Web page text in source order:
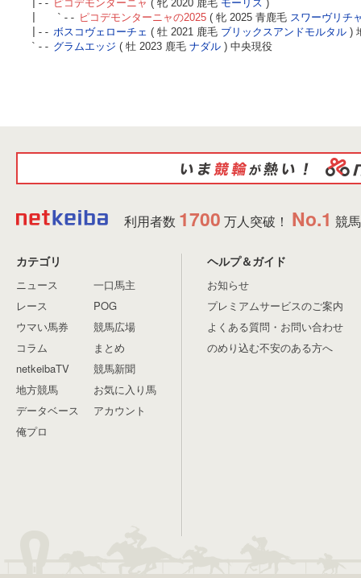
|-- ピコデモンターニャ ( 牝 2020 鹿毛 モーリス )
| `-- ピコデモンターニャの2025 ( 牝 2025 青鹿毛 スワーヴリチ
|-- ボスコヴェローチェ ( 牡 2021 鹿毛 ブリックスアンドモルタル )
`-- グラムエッジ ( 牡 2023 鹿毛 ナダル ) 中央現役
利用者数 1700 万人突破！ No.1 競
カテゴリ
ニュース
レース
ウマい馬券
コラム
netkeibaTV
地方競馬
データベース
俺プロ
一口馬主
POG
競馬広場
まとめ
競馬新聞
お気に入り馬
アカウント
ヘルプ＆ガイド
お知らせ
プレミアムサービスのご案内
よくある質問・お問い合わせ
のめり込む不安のある方へ